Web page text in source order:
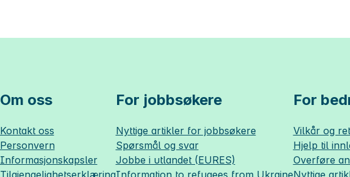
Om oss
Kontakt oss
Personvern
Informasjonskapsler
Tilgjengelighetserklæring
For jobbsøkere
Nyttige artikler for jobbsøkere
Spørsmål og svar
Jobbe i utlandet (EURES)
Information to refugees from Ukraine
For
Vilkår og
Hjelp til
Overføre
Nyttige